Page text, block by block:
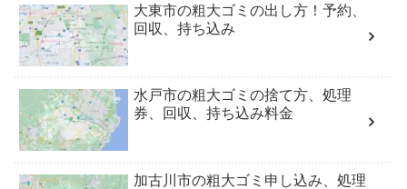
大東市の粗大ゴミの出し方！予約、
回収、持ち込み
水戸市の粗大ゴミの捨て方、処理
券、回収、持ち込み料金
加古川市の粗大ゴミ申し込み、処理